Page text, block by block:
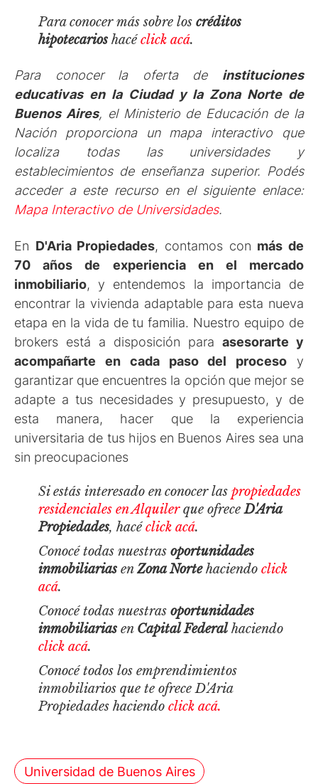
Para conocer más sobre loscréditos
hipotecarios hacéclick acá.
Para conocer la oferta de instituciones
educativas en la Ciudad y la Zona Norte de
Buenos Aires, el Ministerio de Educación de la
Nación proporciona un mapa interactivo que
localiza todas las universidades y
establecimientos de enseñanza superior. Podés
acceder a este recurso en el siguiente enlace:
Mapa Interactivo de Universidades.
En D'Aria Propiedades, contamos con más de
70 años de experiencia en el mercado
inmobiliario, y entendemos la importancia de
encontrar la vivienda adaptable para esta nueva
etapa en la vida de tu familia. Nuestro equipo de
brokers está a disposición para asesorarte y
acompañarte en cada paso del proceso y
garantizar que encuentres la opción que mejor se
adapte a tus necesidades y presupuesto, y de
esta manera, hacer que la experiencia
universitaria de tus hijos en Buenos Aires sea una
sin preocupaciones
Si estás interesado en conocer laspropiedades
residenciales en Alquilerque ofreceD'Aria
Propiedades, hacéclick acá.
Conocé todas nuestrasoportunidades
inmobiliarias enZona Nortehaciendoclick
acá.
Conocé todas nuestrasoportunidades
inmobiliarias en Capital Federal haciendo
click acá.
Conocé todos los emprendimientos
inmobiliarios que te ofrece D'Aria
Propiedades haciendoclick acá.
Universidad de Buenos Aires